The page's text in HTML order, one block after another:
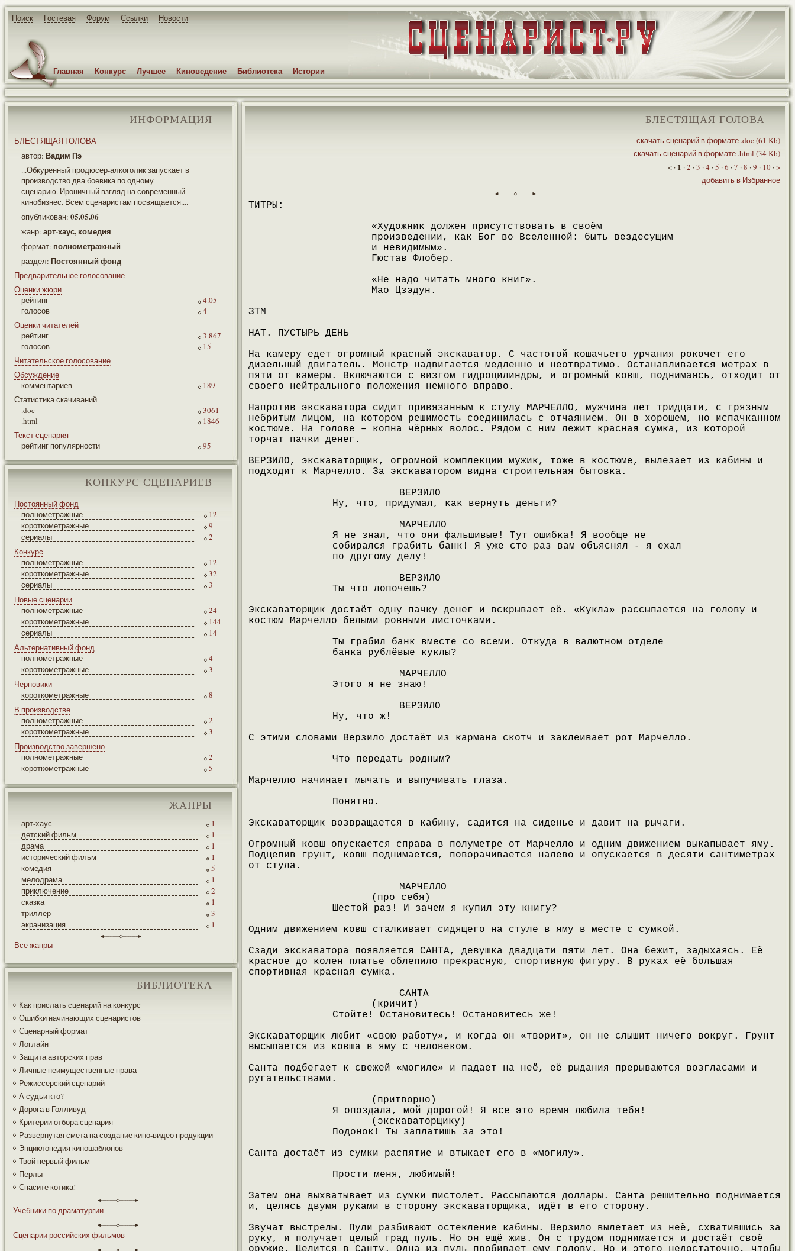
Поиск Гостевая Форум Ссылки Новости
Главная Конкурс Лучшее Киноведение Библиотека Истории
ИНФОРМАЦИЯ
БЛЕСТЯЩАЯ ГОЛОВА
автор: Вадим Пэ
...Обкуренный продюсер-алкоголик запускает в
производство два боевика по одному
сценарию. Ироничный взгляд на современный
кинобизнес. Всем сценаристам посвящается....
опубликован: 05.05.06
жанр: арт-хаус, комедия
формат: полнометражный
раздел: Постоянный фонд
Предварительное голосование
Оценки жюри
рейтинг
4.05
голосов
4
Оценки читателей
рейтинг
3.867
голосов
15
Читательское голосование
Обсуждение
комментариев
189
Статистика скачиваний
.doc
3061
.html
1846
Текст сценария
рейтинг популярности
95
КОНКУРС СЦЕНАРИЕВ
Постоянный фонд
полнометражные
12
короткометражные
9
сериалы
2
Конкурс
полнометражные
12
короткометражные
32
сериалы
3
Новые сценарии
полнометражные
24
короткометражные
144
сериалы
14
Альтернативный фонд
полнометражные
4
короткометражные
3
Черновики
короткометражные
8
В производстве
полнометражные
2
короткометражные
3
Производство завершено
полнометражные
2
короткометражные
5
ЖАНРЫ
арт-хаус
1
детский фильм
1
драма
1
исторический фильм
1
комедия
5
мелодрама
1
приключение
2
сказка
1
триллер
3
экранизация
1
Все жанры
БИБЛИОТЕКА
Как прислать сценарий на конкурс
Ошибки начинающих сценаристов
Сценарный формат
Логлайн
Защита авторских прав
Личные неимущественные права
Режиссерский сценарий
А судьи кто?
Дорога в Голливуд
Критерии отбора сценария
Развернутая смета на создание кино-видео продукции
Энциклопедия киношаблонов
Твой первый фильм
Перлы
Спасите котика!
Учебники по драматургии
Сценарии российских фильмов
БЛЕСТЯЩАЯ ГОЛОВА
скачать сценарий в формате .doc (61 Kb)
скачать сценарий в формате .html (34 Kb)
< · 1 ·2 ·3 ·4 ·5 ·6 ·7 ·8 ·9 · 10 ·>
добавить в Избранное
ТИТРЫ:
«Художник должен присутствовать в своём
произведении, как Бог во Вселенной: быть вездесущим
и невидимым».
Гюстав Флобер.
«Не надо читать много книг».
Мао Цзэдун.
ЗТМ
НАТ. ПУСТЫРЬ ДЕНЬ
На камеру едет огромный красный экскаватор. С частотой кошачьего урчания рокочет его
дизельный двигатель. Монстр надвигается медленно и неотвратимо. Останавливается метрах в
пяти от камеры. Включаются с визгом гидроцилиндры, и огромный ковш, поднимаясь, отходит от
своего нейтрального положения немного вправо.
Напротив экскаватора сидит привязанным к стулу МАРЧЕЛЛО, мужчина лет тридцати, с грязным
небритым лицом, на котором решимость соединилась с отчаянием. Он в хорошем, но испачканном
костюме. На голове – копна чёрных волос. Рядом с ним лежит красная сумка, из которой
торчат пачки денег.
ВЕРЗИЛО, экскаваторщик, огромной комплекции мужик, тоже в костюме, вылезает из кабины и
подходит к Марчелло. За экскаватором видна строительная бытовка.
ВЕРЗИЛО
Ну, что, придумал, как вернуть деньги?
МАРЧЕЛЛО
Я не знал, что они фальшивые! Тут ошибка! Я вообще не
собирался грабить банк! Я уже сто раз вам объяснял - я ехал
по другому делу!
ВЕРЗИЛО
Ты что лопочешь?
Экскаваторщик достаёт одну пачку денег и вскрывает её. «Кукла» рассыпается на голову и
костюм Марчелло белыми ровными листочками.
Ты грабил банк вместе со всеми. Откуда в валютном отделе
банка рублёвые куклы?
МАРЧЕЛЛО
Этого я не знаю!
ВЕРЗИЛО
Ну, что ж!
С этими словами Верзило достаёт из кармана скотч и заклеивает рот Марчелло.
Что передать родным?
Марчелло начинает мычать и выпучивать глаза.
Понятно.
Экскаваторщик возвращается в кабину, садится на сиденье и давит на рычаги.
Огромный ковш опускается справа в полуметре от Марчелло и одним движением выкапывает яму.
Подцепив грунт, ковш поднимается, поворачивается налево и опускается в десяти сантиметрах
от стула.
МАРЧЕЛЛО
(про себя)
Шестой раз! И зачем я купил эту книгу?
Одним движением ковш сталкивает сидящего на стуле в яму в месте с сумкой.
Сзади экскаватора появляется САНТА, девушка двадцати пяти лет. Она бежит, задыхаясь. Её
красное до колен платье облепило прекрасную, спортивную фигуру. В руках её большая
спортивная красная сумка.
САНТА
(кричит)
Стойте! Остановитесь! Остановитесь же!
Экскаваторщик любит «свою работу», и когда он «творит», он не слышит ничего вокруг. Грунт
высыпается из ковша в яму с человеком.
Санта подбегает к свежей «могиле» и падает на неё, её рыдания прерываются возгласами и
ругательствами.
(притворно)
Я опоздала, мой дорогой! Я все это время любила тебя!
(экскаваторщику)
Подонок! Ты заплатишь за это!
Санта достаёт из сумки распятие и втыкает его в «могилу».
Прости меня, любимый!
Затем она выхватывает из сумки пистолет. Рассыпаются доллары. Санта решительно поднимается
и, целясь двумя руками в сторону экскаваторщика, идёт в его сторону.
Звучат выстрелы. Пули разбивают остекление кабины. Верзило вылетает из неё, схватившись за
руку, и получает целый град пуль. Но он ещё жив. Он с трудом поднимается и достаёт своё